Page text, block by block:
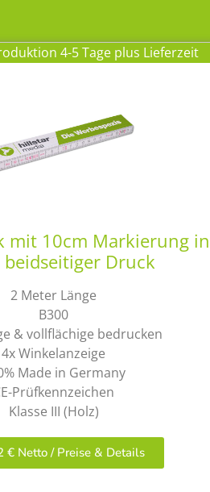
4-5 Tage plus Lieferzeit
mit 10cm Markierung in
Druck
2 Meter Länge
B300
& vollflächige bedrucken
4x Winkelanzeige
Made in Germany
Prüfkennzeichen
Klasse III (Holz)
€ Netto / Preise & Details